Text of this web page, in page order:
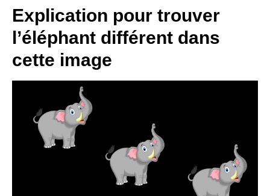
Explication pour trouver
l’éléphant différent dans
cette image